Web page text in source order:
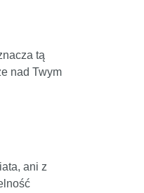
tą
nad Twym
ani z